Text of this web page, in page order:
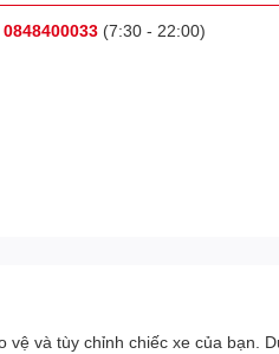
0848400033(7:30 - 22:00)
và tùy chỉnh chiếc xe của bạn.